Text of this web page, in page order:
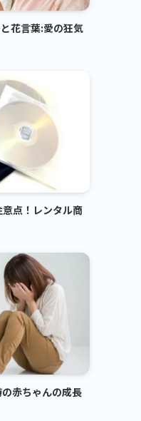
花言葉:愛の狂気
点！レンタル商
の赤ちゃんの成長